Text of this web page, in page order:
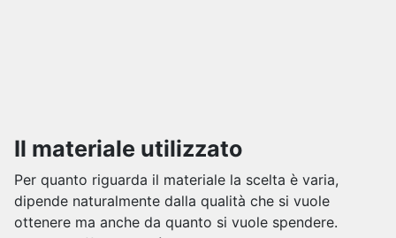
Il materiale utilizzato
Per quanto riguarda il materiale la scelta è varia,
dipende naturalmente dalla qualità che si vuole
ottenere ma anche da quanto si vuole spendere.